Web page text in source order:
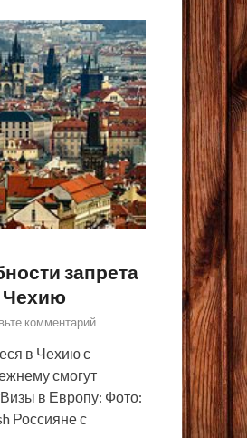
запрета
Чехию
комментарий
в Чехию с
смогут
в Европу: Фото:
Россияне с